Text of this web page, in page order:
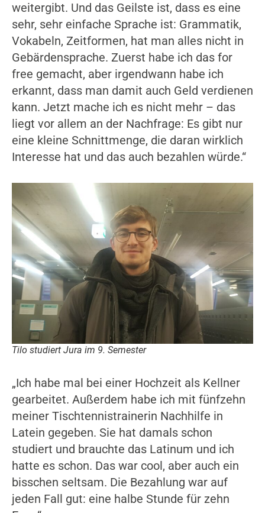
weitergibt. Und das Geilste ist, dass es eine
sehr, sehr einfache Sprache ist: Grammatik,
Vokabeln, Zeitformen, hat man alles nicht in
Gebärdensprache. Zuerst habe ich das for
free gemacht, aber irgendwann habe ich
erkannt, dass man damit auch Geld verdienen
kann. Jetzt mache ich es nicht mehr – das
liegt vor allem an der Nachfrage: Es gibt nur
eine kleine Schnittmenge, die daran wirklich
Interesse hat und das auch bezahlen würde.“
Tilo studiert Jura im 9. Semester
„Ich habe mal bei einer Hochzeit als Kellner
gearbeitet. Außerdem habe ich mit fünfzehn
meiner Tischtennistrainerin Nachhilfe in
Latein gegeben. Sie hat damals schon
studiert und brauchte das Latinum und ich
hatte es schon. Das war cool, aber auch ein
bisschen seltsam. Die Bezahlung war auf
jeden Fall gut: eine halbe Stunde für zehn